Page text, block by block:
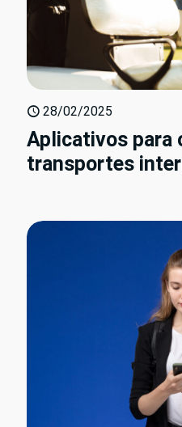
28/02/2025
Aplicativos para
transportes